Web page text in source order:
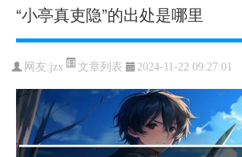
“小亭真吏隐”的出处是哪里
网友:jzx 文章列表 2024-11-22 09:27:01